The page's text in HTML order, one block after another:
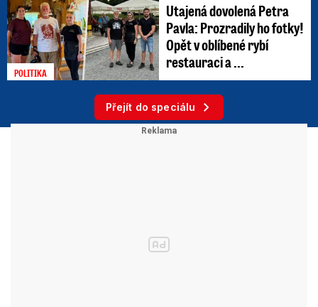
POLITIKA
Utajená dovolená Petra
Pavla: Prozradily ho fotky!
Opět v oblíbené rybí
restauraci a ...
Přejít do speciálu